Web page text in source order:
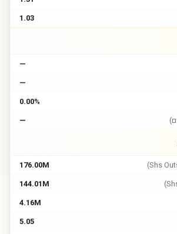
1.03
—
—
0.00%
—
176.00M
144.01M
4.16M
5.05